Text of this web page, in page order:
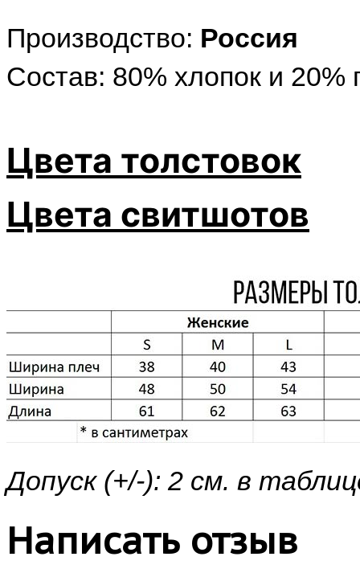
Производство: Россия
Состав: 80% хлопок и 20%
Цвета толстовок
Цвета свитшотов
Допуск (+/-): 2 см. в
Написать отзыв